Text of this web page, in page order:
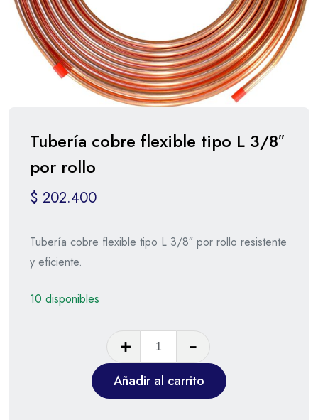
Tubería cobre flexible tipo L 3/8″
por rollo
$ 202.400
Tubería cobre flexible tipo L 3/8″ por rollo resistente
y eficiente.
10 disponibles
Añadir al carrito